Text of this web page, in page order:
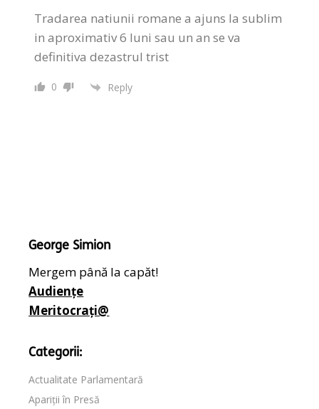
Tradarea natiunii romane a ajuns la sublim
in aproximativ 6 luni sau un an se va
definitiva dezastrul trist
0 Reply
George Simion
Mergem până la capăt!
Audiențe
Meritocrați@
Categorii:
Actualitate Parlamentară
Apariții în Presă